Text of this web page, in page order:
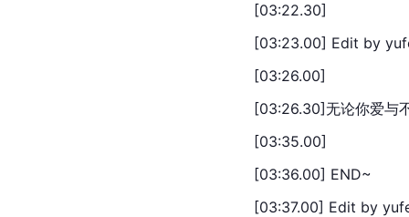
[03:22.30]
[03:23.00] Edit by
[03:26.00]
[03:26.30]无论你爱与
[03:35.00]
[03:36.00] END~
[03:37.00] Edit by